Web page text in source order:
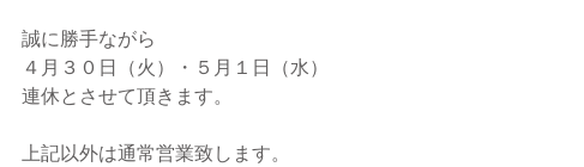
誠に勝手ながら
４月３０日（火）・５月１日（水）
連休とさせて頂きます。
上記以外は通常営業致します。